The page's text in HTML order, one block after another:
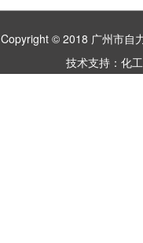
Copyright © 2018 广州市
技术支持： 化